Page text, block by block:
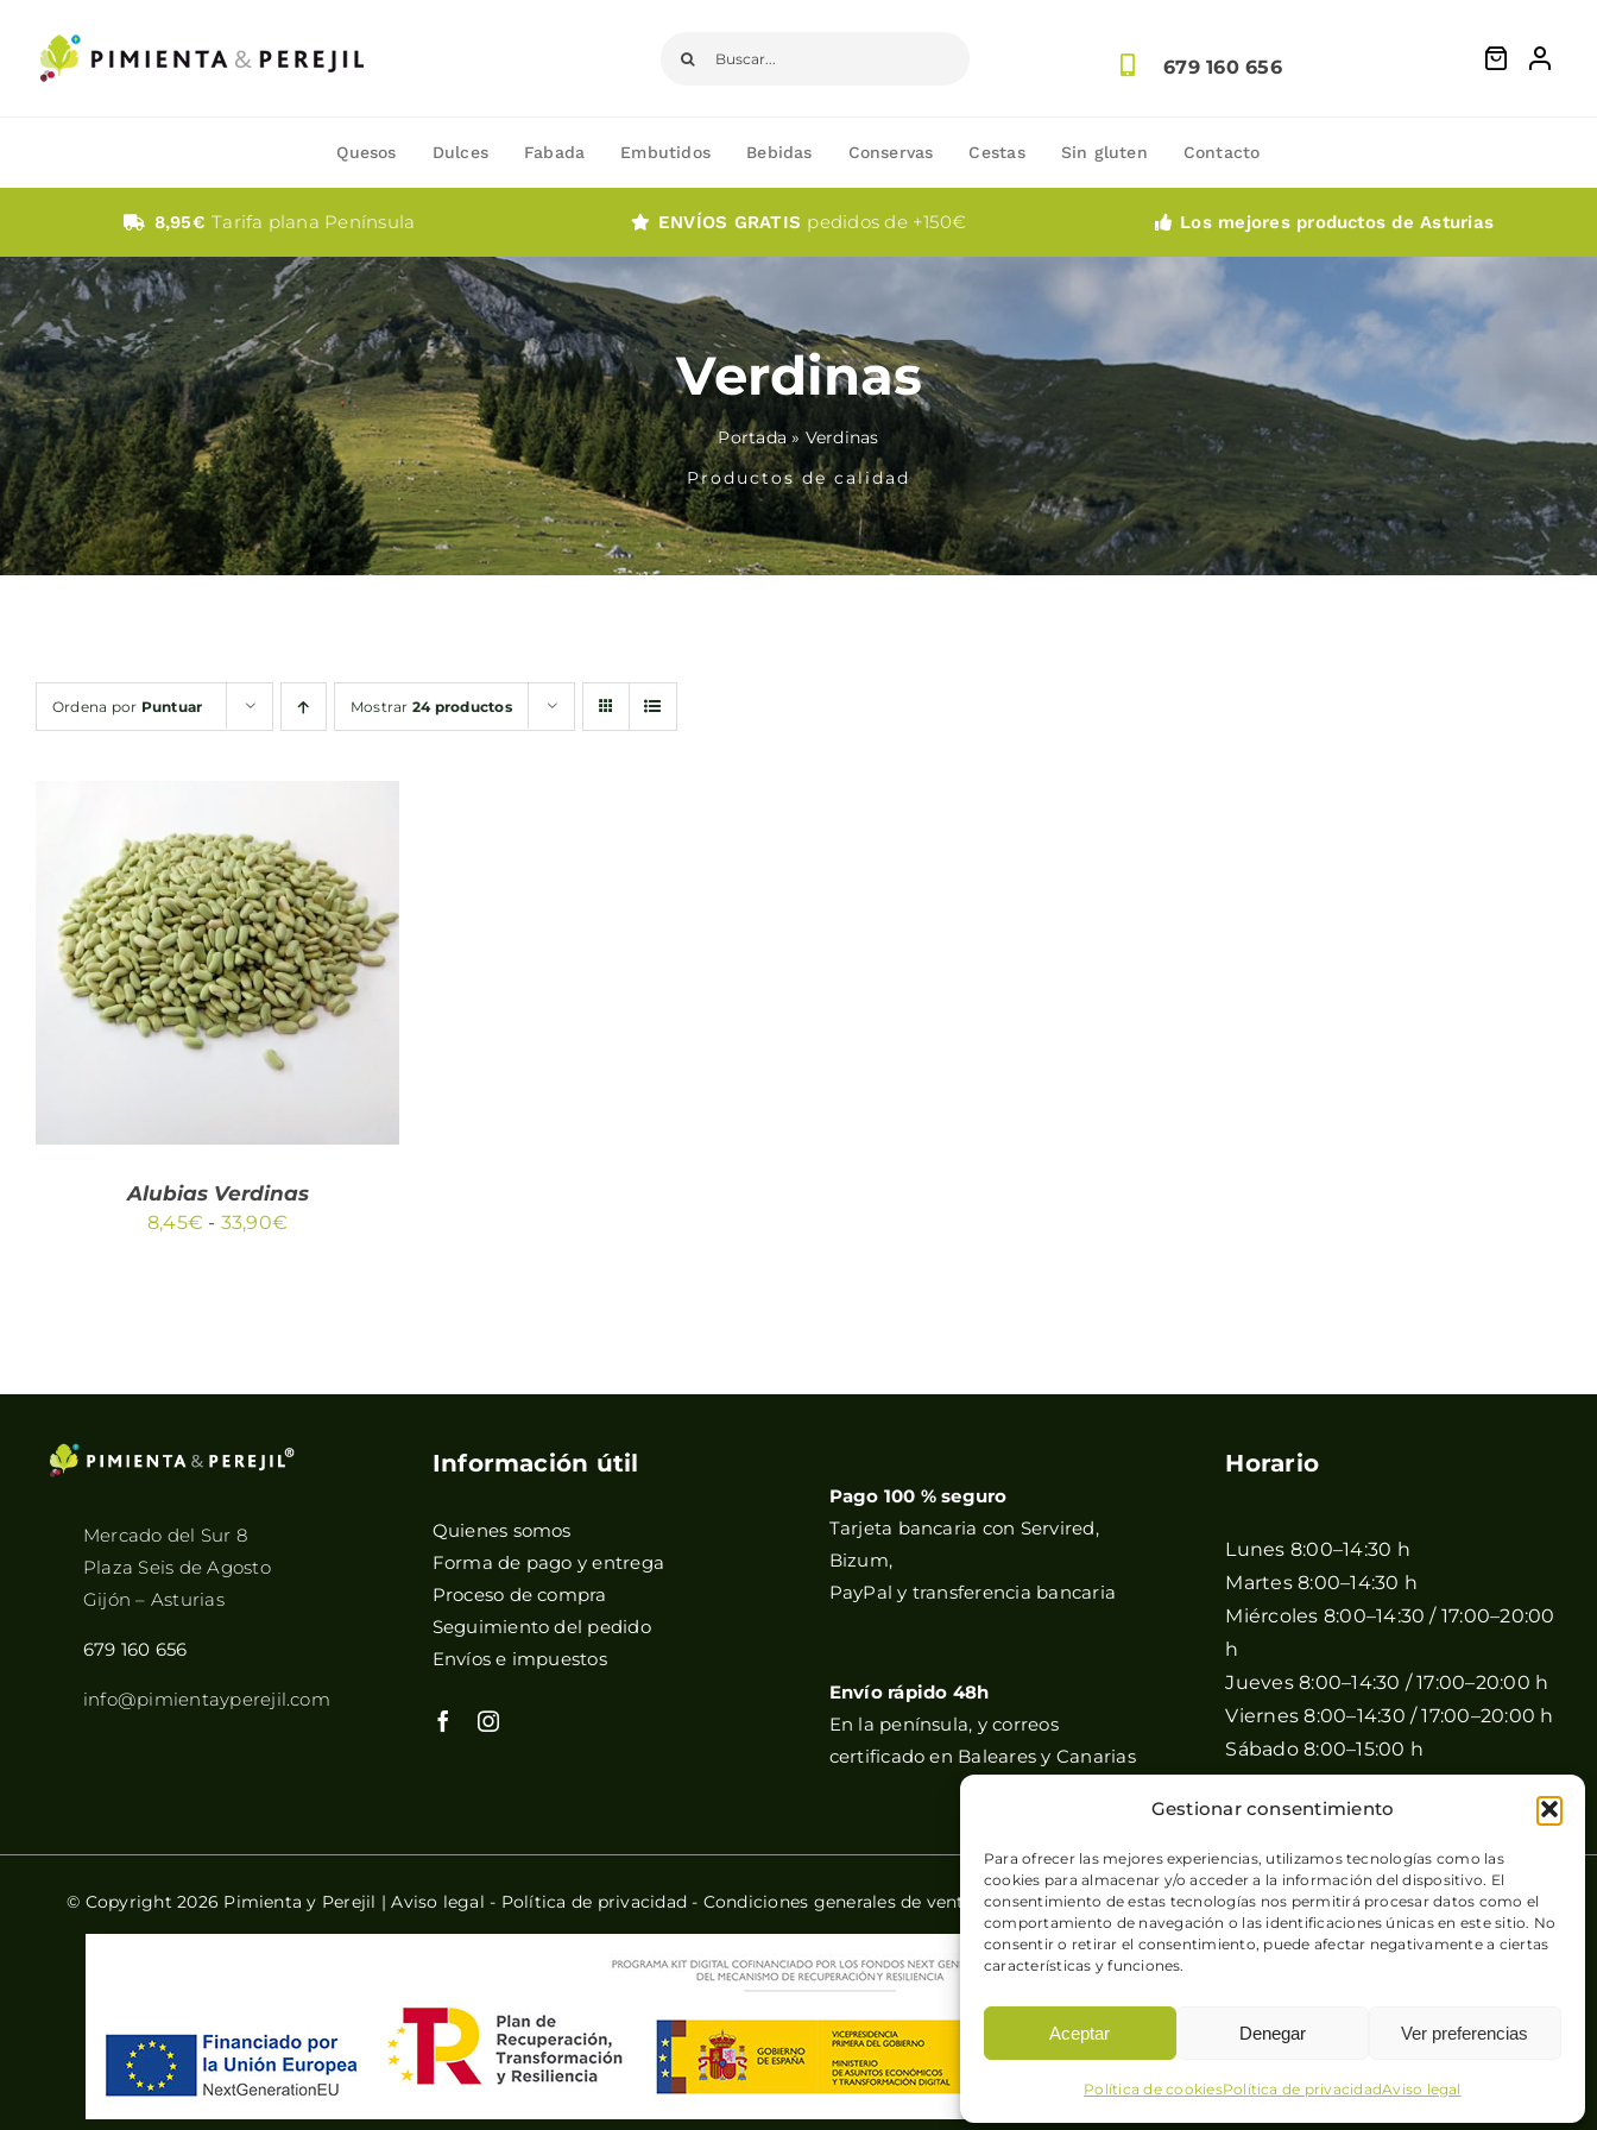
Gestionar consentimiento
Para ofrecer las mejores experiencias, utilizamos tecnologías como las
cookies para almacenar y/o acceder a la información del dispositivo. El
consentimiento de estas tecnologías nos permitirá procesar datos como el
comportamiento de navegación o las identificaciones únicas en este sitio. No
consentir o retirar el consentimiento, puede afectar negativamente a ciertas
características y funciones.
Aceptar Denegar Ver preferencias
Política de cookiesPolítica de privacidadAviso legal
contenido
679 160 656
Quesos Dulces Fabada Embutidos Bebidas Conservas Cestas Sin gluten Contacto
8,95€Tarifa plana Península ENVÍOS GRATIS pedidos de +150€ Los mejores productos de Asturias
Verdinas
Portada » Verdinas
Productos de calidad
Ordena por Puntuar Mostrar 24 productos
SELECCIONAR OPCIONES ESTE
PRODUCTO
TIENE
MÚLTIPLES
/
QUICK VIEW
Alubias Verdinas
8,45€ - 33,90€
Mercado del Sur 8
Plaza Seis de Agosto
Gijón – Asturias
679 160 656
info@pimientayperejil.com
Información útil
Quienes somos
Forma de pago y entrega
Proceso de compra
Seguimiento del pedido
Envíos e impuestos
Pago 100 % seguro
Tarjeta bancaria con Servired,
Bizum,
PayPal y transferencia bancaria
Envío rápido 48h
En la península, y correos
certificado en Baleares y Canarias
Horario
Lunes 8:00–14:30 h
Martes 8:00–14:30 h
Miércoles 8:00–14:30 / 17:00–20:00
h
Jueves 8:00–14:30 / 17:00–20:00 h
Viernes 8:00–14:30 / 17:00–20:00 h
Sábado 8:00–15:00 h
Domingo Cerrado
© Copyright 2026 Pimienta y Perejil |Aviso legal - Política de privacidad- Condiciones generales de venta -Política de cookies| Sitio web desarrollado por+QueGusto S.C.